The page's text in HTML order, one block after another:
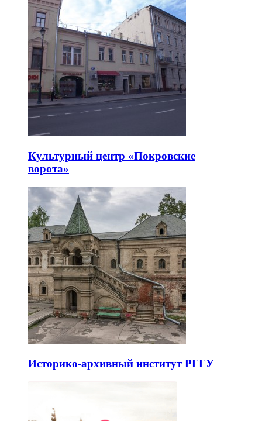
Культурный центр «Покровские
ворота»
Историко-архивный институт РГГУ